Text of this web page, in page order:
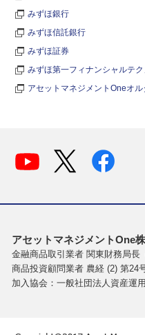
みずほ銀行
みずほ信託銀行
みずほ証券
みずほ第一フィナンシャルテ
アセットマネジメントOneオ
アセットマネジメントOne
金融商品取引業者 関東財務局長
商品投資顧問業者 農経 (2) 第24
加入協会：一般社団法人資産運